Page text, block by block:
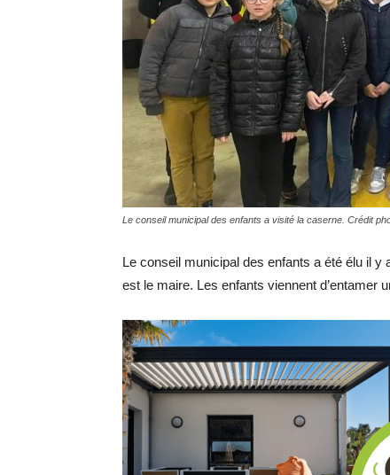
Le conseil municipal des enfants a visité la caserne. Crédit
Le conseil municipal des enfants a été élu il
est le maire. Les enfants viennent d’entamer